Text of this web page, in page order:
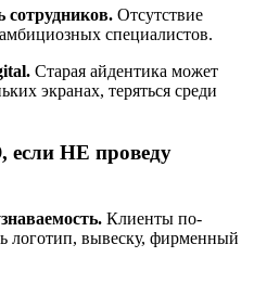
Отсутствие
специалистов.
Старая айдентика может
экранах, теряться среди
НЕ проведу
Клиенты по-
логотип, вывеску, фирменный